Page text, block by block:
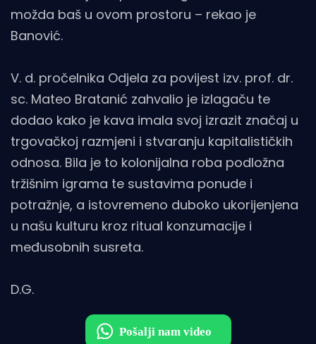
možda baš u ovom prostoru – rekao je
Banović.
V. d. pročelnika Odjela za povijest izv. prof. dr.
sc. Mateo Bratanić zahvalio je izlagaču te
dodao kako je kava imala svoj izrazit značaj u
trgovačkoj razmjeni i stvaranju kapitalističkih
odnosa. Bila je to kolonijalna roba podložna
tržišnim igrama te sustavima ponude i
potražnje, a istovremeno duboko ukorijenjena
u našu kulturu kroz ritual konzumacije i
međusobnih susreta.
D.G.